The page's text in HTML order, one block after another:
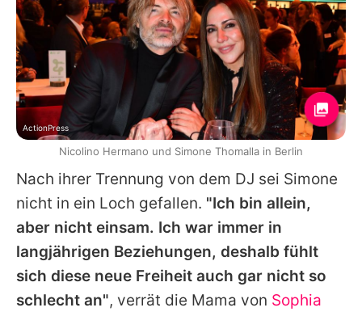
Nach ihrer Trennung von dem DJ sei Simone
nicht in ein Loch gefallen. "Ich bin allein,
aber nicht einsam. Ich war immer in
langjährigen Beziehungen, deshalb fühlt
sich diese neue Freiheit auch gar nicht so
schlecht an", verrät die Mama von Sophia
ActionPress
Nicolino Hermano und Simone Thomalla in Berlin